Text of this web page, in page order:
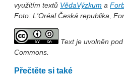
využitím textů VědaVýzkum a
Foto: L'Oréal Česká republika,
Text je uvolněn
Commons.
Přečtěte si také